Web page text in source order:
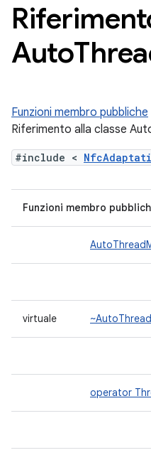
Auto
Funzioni membro pubbliche
Riferimento alla classe
#include <
Funzioni membro
virtuale
operator